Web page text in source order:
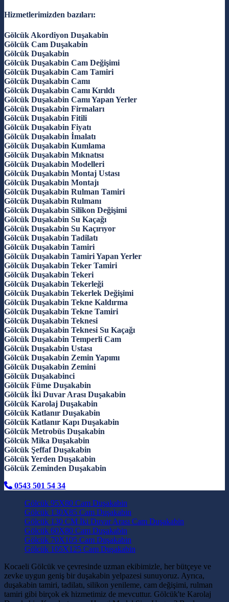
Hizmetlerimizden bazıları:
Gölcük Akordiyon Duşakabin
Gölcük Cam Duşakabin
Gölcük Duşakabin
Gölcük Duşakabin Cam Değişimi
Gölcük Duşakabin Cam Tamiri
Gölcük Duşakabin Camı
Gölcük Duşakabin Camı Kırıldı
Gölcük Duşakabin Camı Yapan Yerler
Gölcük Duşakabin Firmaları
Gölcük Duşakabin Fitili
Gölcük Duşakabin Fiyatı
Gölcük Duşakabin İmalatı
Gölcük Duşakabin Kumlama
Gölcük Duşakabin Mıknatısı
Gölcük Duşakabin Modelleri
Gölcük Duşakabin Montaj Ustası
Gölcük Duşakabin Montajı
Gölcük Duşakabin Rulman Tamiri
Gölcük Duşakabin Rulmanı
Gölcük Duşakabin Silikon Değişimi
Gölcük Duşakabin Su Kaçağı
Gölcük Duşakabin Su Kaçırıyor
Gölcük Duşakabin Tadilatı
Gölcük Duşakabin Tamiri
Gölcük Duşakabin Tamiri Yapan Yerler
Gölcük Duşakabin Teker Tamiri
Gölcük Duşakabin Tekeri
Gölcük Duşakabin Tekerleği
Gölcük Duşakabin Tekerlek Değişimi
Gölcük Duşakabin Tekne Kaldırma
Gölcük Duşakabin Tekne Tamiri
Gölcük Duşakabin Teknesi
Gölcük Duşakabin Teknesi Su Kaçağı
Gölcük Duşakabin Temperli Cam
Gölcük Duşakabin Ustası
Gölcük Duşakabin Zemin Yapımı
Gölcük Duşakabin Zemini
Gölcük Duşakabinci
Gölcük Füme Duşakabin
Gölcük İki Duvar Arası Duşakabin
Gölcük Karolaj Duşakabin
Gölcük Katlanır Duşakabin
Gölcük Katlanır Kapı Duşakabin
Gölcük Metrobüs Duşakabin
Gölcük Mika Duşakabin
Gölcük Şeffaf Duşakabin
Gölcük Yerden Duşakabin
Gölcük Zeminden Duşakabin
0543 501 54 34
Gölcük 95X80 Cam Duşakabin
Gölcük 130X85 Cam Duşakabin
Gölcük 130 CM İki Duvar Arası Cam Duşakabin
Gölcük 60X80 Cam Duşakabin
Gölcük 70X105 Cam Duşakabin
Gölcük 105X125 Cam Duşakabin
Kocaeli Gölcük ve çevresinde uzman ekibimizle, her bütçeye ve
zevke uygun geniş bir duşakabin yelpazesi sunuyoruz. Ayrıca,
duşakabin tamiri, tadilatı, silikon yenileme, cam değişimi, rulman
tamiri gibi birçok ek hizmetimiz de mevcuttur. Gölcük'te Karolaj